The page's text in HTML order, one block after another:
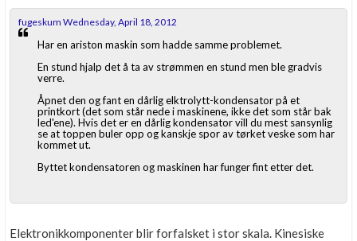
fugeskum Wednesday, April 18, 2012
Har en ariston maskin som hadde samme problemet.
En stund hjalp det å ta av strømmen en stund men ble gradvis
verre.
Åpnet den og fant en dårlig elktrolytt-kondensator på et
printkort (det som står nede i maskinene, ikke det som står bak
led'ene). Hvis det er en dårlig kondensator vill du mest sansynlig
se at toppen buler opp og kanskje spor av tørket veske som har
kommet ut.
Byttet kondensatoren og maskinen har funger fint etter det.
Elektronikkomponenter blir forfalsket i stor skala. Kinesiske